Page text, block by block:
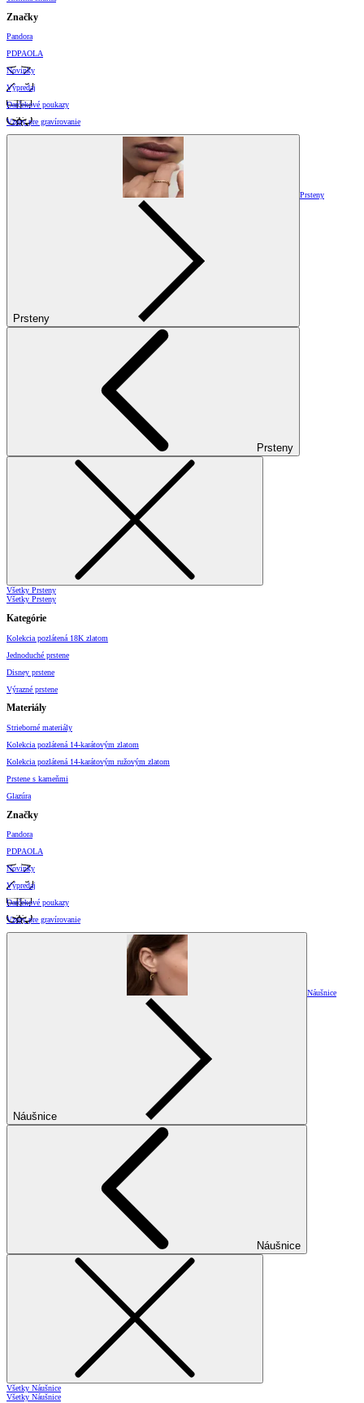
Značky
Pandora
PDPAOLA
Novinky
Výpredaj
Darčekové poukazy
Vzory pre gravírovanie
Prsteny
Prsteny
Prsteny
Všetky Prsteny
Všetky Prsteny
Kategórie
Kolekcia pozlátená 18K zlatom
Jednoduché prstene
Disney prstene
Výrazné prstene
Materiály
Strieborné materiály
Kolekcia pozlátená 14-karátovým zlatom
Kolekcia pozlátená 14-karátovým ružovým zlatom
Prstene s kameňmi
Glazúra
Značky
Pandora
PDPAOLA
Novinky
Výpredaj
Darčekové poukazy
Vzory pre gravírovanie
Náušnice
Náušnice
Náušnice
Všetky Náušnice
Všetky Náušnice